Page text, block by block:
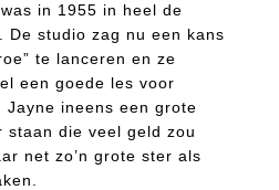
in 1955 in heel de
De studio zag nu een kans
te lanceren en ze
een goede les voor
Jayne ineens een grote
staan die veel geld zou
net zo’n grote ster als